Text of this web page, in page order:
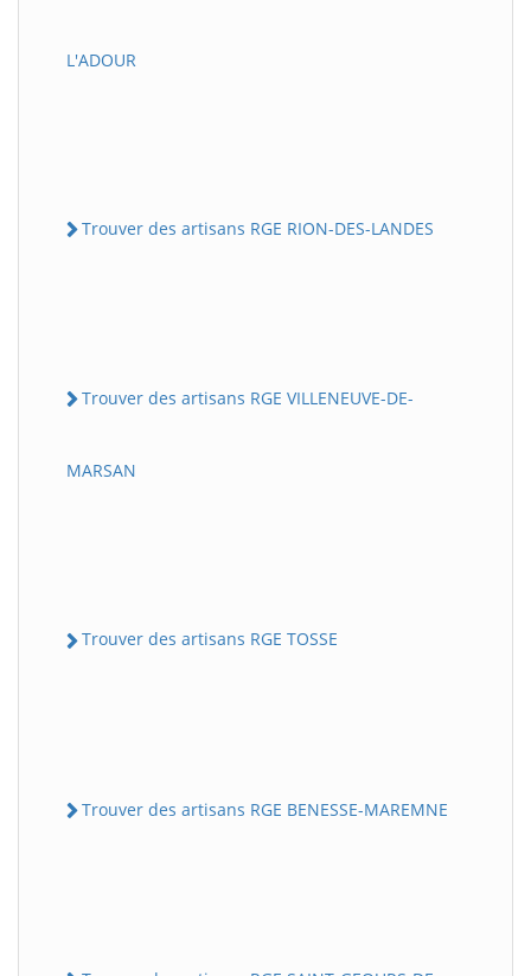
L'ADOUR
Trouver des artisans RGE RION-DES-LANDES
Trouver des artisans RGE VILLENEUVE-DE-
MARSAN
Trouver des artisans RGE TOSSE
Trouver des artisans RGE BENESSE-MAREMNE